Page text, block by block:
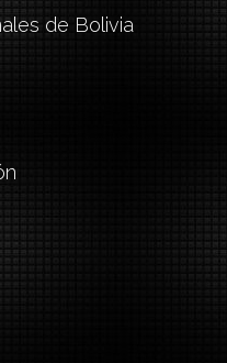
de Bolivia